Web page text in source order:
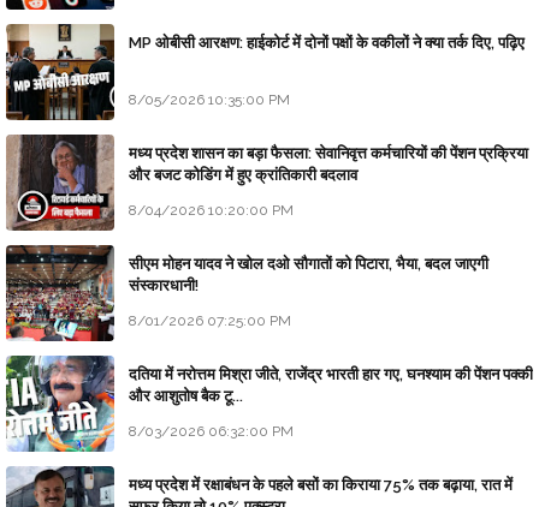
MP ओबीसी आरक्षण: हाईकोर्ट में दोनों पक्षों के वकीलों ने क्या तर्क दिए, पढ़िए
8/05/2026 10:35:00 PM
मध्य प्रदेश शासन का बड़ा फैसला: सेवानिवृत्त कर्मचारियों की पेंशन प्रक्रिया
और बजट कोडिंग में हुए क्रांतिकारी बदलाव
8/04/2026 10:20:00 PM
सीएम मोहन यादव ने खोल दओ सौगातों को पिटारा, भैया, बदल जाएगी
संस्कारधानी!
8/01/2026 07:25:00 PM
दतिया में नरोत्तम मिश्रा जीते, राजेंद्र भारती हार गए, घनश्याम की पेंशन पक्की
और आशुतोष बैक टू...
8/03/2026 06:32:00 PM
मध्य प्रदेश में रक्षाबंधन के पहले बसों का किराया 75% तक बढ़ाया, रात में